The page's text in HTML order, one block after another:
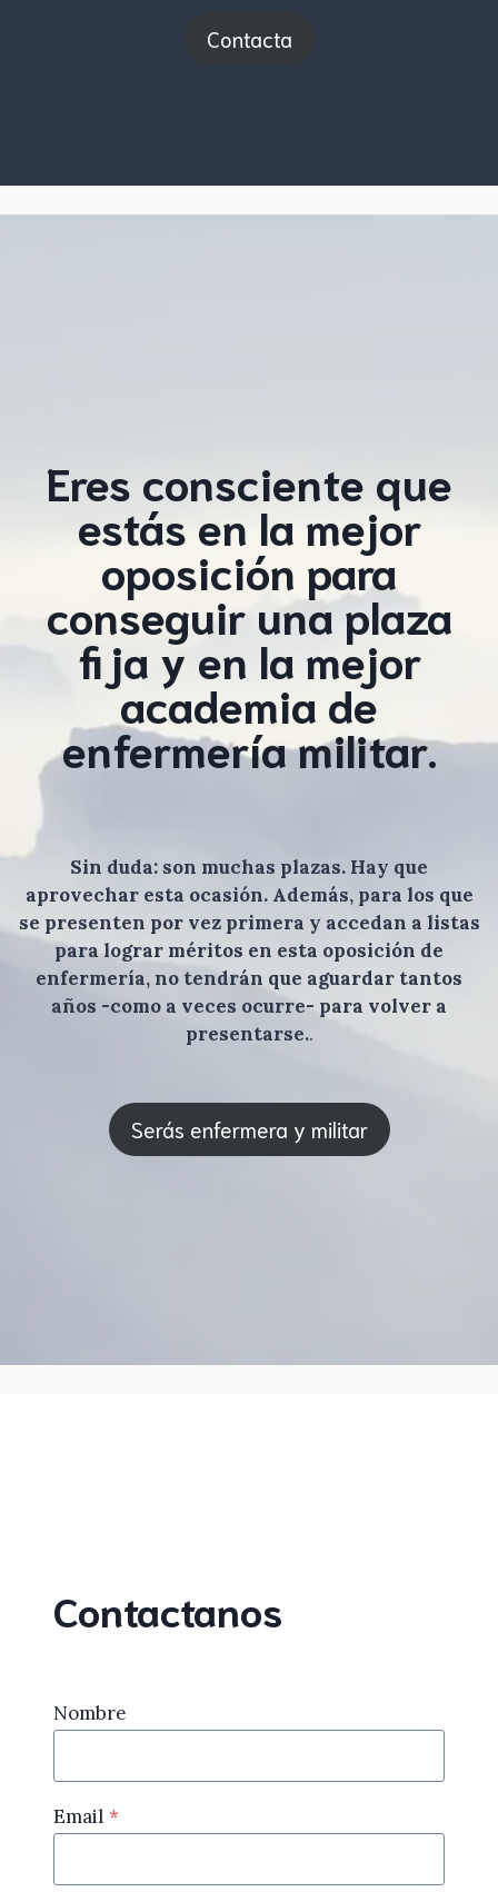
Contacta
Eres consciente que
estás en la mejor
oposición para
conseguir una plaza
fija y en la mejor
academia de
enfermería militar.
Sin duda: son muchas plazas. Hay que
aprovechar esta ocasión. Además, para los que
se presenten por vez primera y accedan a listas
para lograr méritos en esta oposición de
enfermería, no tendrán que aguardar tantos
años -como a veces ocurre- para volver a
presentarse..
Serás enfermera y militar
Contactanos
Nombre
Email *